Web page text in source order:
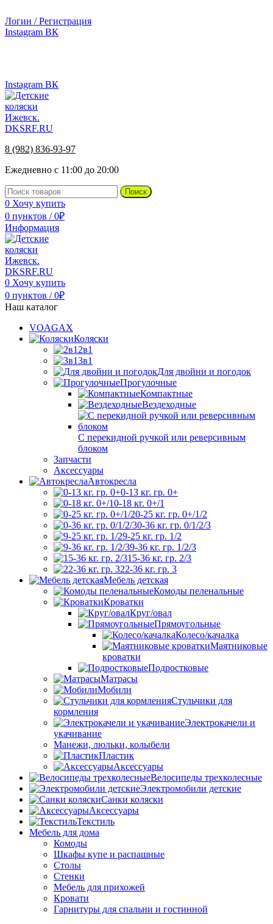
Логин / Регистрация
Instagram ВК
Instagram ВК
8 (982) 836-93-97
Ежедневно с 11:00 до 20:00
Поиск
0 Хочу купить
0 пунктов / 0₽
Информация
0 Хочу купить
0 пунктов / 0₽
Наш каталог
VOAGAX
Коляски
2в1
3в1
Для двойни и погодок
Прогулочные
Компактные
Вездеходные
С перекидной ручкой или реверсивным
блоком
Запчасти
Аксессуары
Автокресла
0-13 кг. гр. 0+
0-18 кг. 0+/1
0-25 кг. гр. 0+/1/2
0-36 кг. гр. 0/1/2/3
9-25 кг. гр. 1/2
9-36 кг. гр. 1/2/3
15-36 кг. гр. 2/3
22-36 кг. гр. 3
Мебель детская
Комоды пеленальные
Кроватки
Круг/овал
Прямоугольные
Колесо/качалка
Маятниковые
кроватки
Подростковые
Матрасы
Мобили
Стульчики для
кормления
Электрокачели и
укачивание
Манежи, люльки, колыбели
Пластик
Аксессуары
Велосипеды трехколесные
Электромобили детские
Санки коляски
Аксессуары
Текстиль
Мебель для дома
Комоды
Шкафы купе и распашные
Столы
Стенки
Мебель для прихожей
Кровати
Гарнитуры для спальни и гостинной